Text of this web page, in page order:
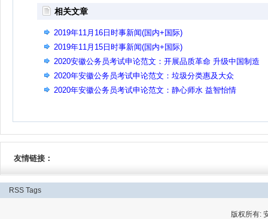
相关文章
2019年11月16日时事新闻(国内+国际)
2019年11月15日时事新闻(国内+国际)
2020安徽公务员考试申论范文：开展品质革命 升级中国制造
2020年安徽公务员考试申论范文：垃圾分类惠及大众
2020年安徽公务员考试申论范文：静心师水 益智怡情
友情链接：
RSS Tags
版权所有: